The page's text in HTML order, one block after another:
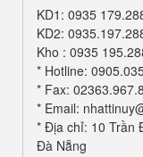
KD1: 0935
KD2:
Kho : 0935
* Hotline:
* Fax:
* Email:
* Địa chỉ: 10 Trần
Đà Nẵng